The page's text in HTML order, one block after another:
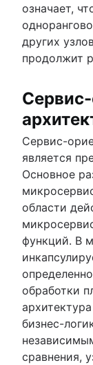
означает,
других
продолжит
Сервис-
является
Основное
области
функций. В
обработки
бизнес-
сравнения,